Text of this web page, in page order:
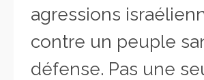
agressions
contre un peuple
défense. Pas une